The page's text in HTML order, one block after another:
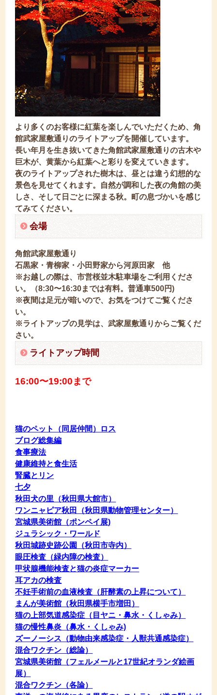
より多くのお客様に紅葉を楽しんでいただくため、角
館武家屋敷通りのライトアップを開催しています。
長い年月を生き抜いてきた角館武家屋敷通りの古木や
巨木が、黄葉から紅葉へと彩りを変えていきます。
夜のライトアップされた樹木は、昼とは違う幻想的な
景色を見せてくれます。自然が調和した夜の角館の美
しさ、そして日ごとに深まる秋。町の息づかいを感じ
てみてください。
会場
角館武家屋敷通り
石黒家・青柳家・小田野家から河原田家 他
※お越しの際は、市営桜並木駐車場をご利用くださ
い。（8:30〜16:30までは有料。普通車500円)
※夜間は足元が暗いので、お気をつけてご覧くださ
い。
※ライトアップの見学は、武家屋敷通りからご覧くだ
さい。
ライトアップ時間
16:00〜19:00まで
猫のペット（同居仲間）ロス
ブログ総集編
食事療法
健康維持と食生活
腎臓とリン
七夕
秋田犬の里（秋田県大館市）
ワンニャピア秋田（秋田県動物管理センター）
宮城県美術館（ポンペイ展)
ジュラシック・ワールド
秋田城跡史跡公園（秋田市寺内）
眼圧検査（緑内障の検査）
甲状腺機能検査と猫の炎症マーカー
耳アカの検査
不妊手術前の血液検査（肝酵素の上昇について）
まんが美術館（秋田県横手市増田）
猫の上部気道感染症（目ヤニ・鼻水・くしゃみ）
猫の慢性鼻炎（鼻水・くしゃみ)
ズーノーシス（動物由来感染症・人獣共通感染症）
混合ワクチン（総論）
宮城県美術館（フェルメールと17世紀オランダ絵画
展）
混合ワクチン（各論）